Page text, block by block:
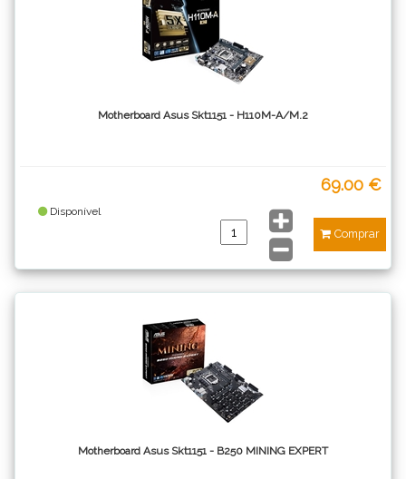
Motherboard Asus Skt1151 - H110M-A/M.2
69.00 €
Disponível
Comprar
Motherboard Asus Skt1151 - B250 MINING EXPERT